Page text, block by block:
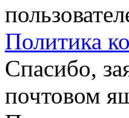
Политика
Спасибо,
почтовом